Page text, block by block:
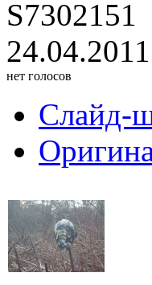
S7302151
24.04.2011
нет голосов
Слайд-